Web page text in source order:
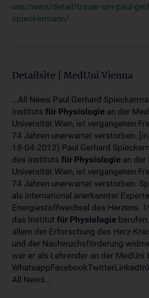
uns/news/detail/trauer-um-paul-
spieckermann/
Detailsite | MedUni Vienna
...All News Paul Gerhard
Instituts für Physiologie an der
Universität Wien, ist vergangenen
74 Jahren unerwartet verstorben.
18-04-2012) Paul Gerhard
des Instituts für Physiologie an der
Universität Wien, ist vergangenen
74 Jahren unerwartet verstorben.
als international anerkannter Experte
Energiestoffwechsel des Herzens.
das Institut für Physiologie
allem der Erforschung des Herz-
und der Nachwuchsförderung
war er als Lehrender an der MedUni
All News...